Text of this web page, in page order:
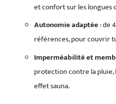
et confort sur les longues
Autonomie adaptée: de
références, pour couvrir
Imperméabilité et
protection contre la pluie,
effet sauna.